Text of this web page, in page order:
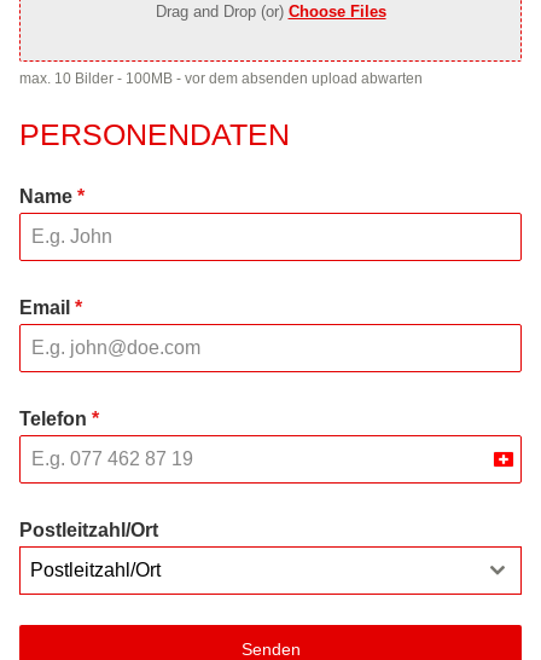
Drag and Drop (or) Choose Files
max. 10 Bilder - 100MB - vor dem absenden upload abwarten
PERSONENDATEN
Name *
Email *
Telefon *
Postleitzahl/Ort
Postleitzahl/Ort
Senden